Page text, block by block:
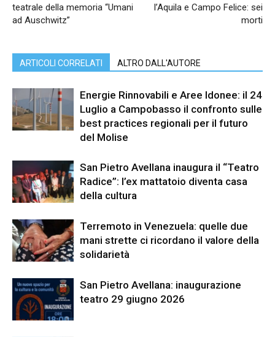
teatrale della memoria “Umani
ad Auschwitz”
l’Aquila e Campo Felice: sei
morti
ARTICOLI CORRELATI ALTRO DALL'AUTORE
Energie Rinnovabili e Aree Idonee: il 24
Luglio a Campobasso il confronto sulle
best practices regionali per il futuro
del Molise
San Pietro Avellana inaugura il “Teatro
Radice”: l’ex mattatoio diventa casa
della cultura
Terremoto in Venezuela: quelle due
mani strette ci ricordano il valore della
solidarietà
San Pietro Avellana: inaugurazione
teatro 29 giugno 2026